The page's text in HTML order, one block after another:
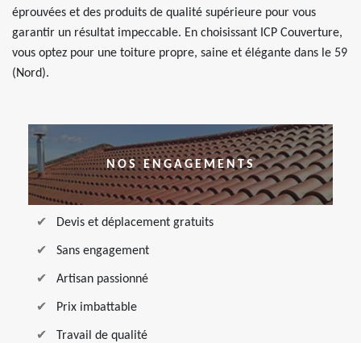
éprouvées et des produits de qualité supérieure pour vous
garantir un résultat impeccable. En choisissant ICP Couverture,
vous optez pour une toiture propre, saine et élégante dans le 59
(Nord).
NOS ENGAGEMENTS
Devis et déplacement gratuits
Sans engagement
Artisan passionné
Prix imbattable
Travail de qualité